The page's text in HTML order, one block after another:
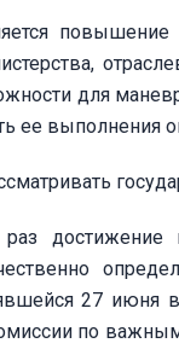
для
ее выполнения
достижение
27
по